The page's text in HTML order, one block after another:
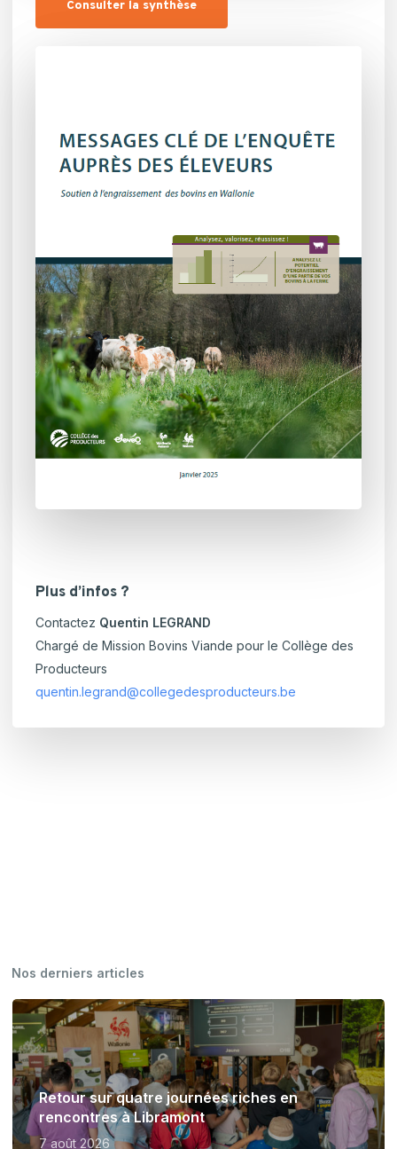
Consulter la synthèse
Plus d’infos ?
Contactez Quentin LEGRAND
Chargé de Mission Bovins Viande pour le Collège des
Producteurs
quentin.legrand@collegedesproducteurs.be
Nos derniers articles
Retour sur quatre journées riches en
rencontres à Libramont
7 août 2026